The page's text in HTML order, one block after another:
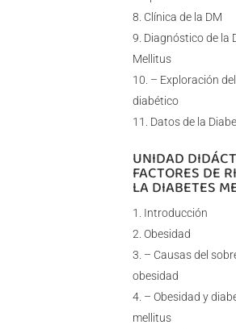
Clínica de la DM
Diagnóstico de la
Mellitus
– Exploración
diabético
Datos de la
UNIDAD
FACTORES DE
LA DIABETES
Introducción
Obesidad
– Causas del
obesidad
– Obesidad y
mellitus